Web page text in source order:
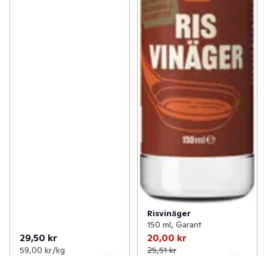
29,50 kr
59,00 kr /kg
Risvinäger
150 ml, Garant
20,00 kr
25,51 kr